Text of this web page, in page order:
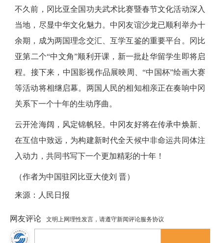
不久前，冈比亚全国功夫武术比赛暨春节文化活动深入
当地，尽显中华文化魅力。中冈友谊沙龙已顺利举办十
余期，成为两国理念交汇、互学互鉴的重要平台。冈比
亚第二个“中文角”顺利开课，新一批赴华留学生即将启
程。接下来，中国影视作品展映周、“中国杯”绘画大赛
等活动将相继启幕。两国人民的相知相亲正在奏响中冈
关系下一个十年的生动序曲。
云开沧海阔，风定锦帆轻。中冈友好将在传承中焕新、
在互信中致远，为构建新时代全天候中非命运共同体注
入动力，共同书写下一个更加精彩的十年！
（作者为中国驻冈比亚大使刘 晋）
来源：人民日报
网友评论 文明上网理性发言，请遵守新闻评论服务协议